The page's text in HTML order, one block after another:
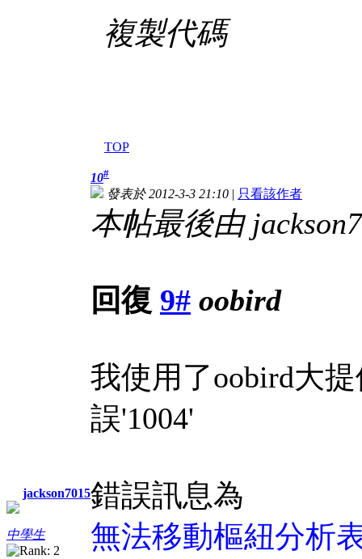
複製代碼
TOP
jackson7015
中學生
10#
發表於 2012-3-3 21:10 | 只看該作者
本帖最後由
回復 9# oobird
我使用了oobird大
誤'1004'
錯誤訊息為
無法移動樞紐分析